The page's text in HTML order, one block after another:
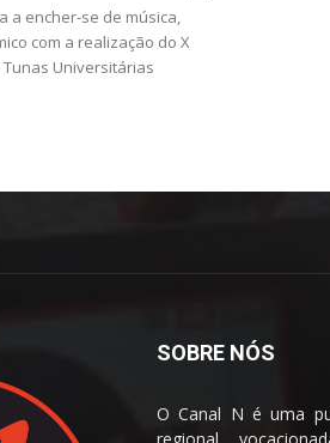
a encher-se de música,
com a realização do X
Universitárias
SOBRE NÓS
O Canal N é uma